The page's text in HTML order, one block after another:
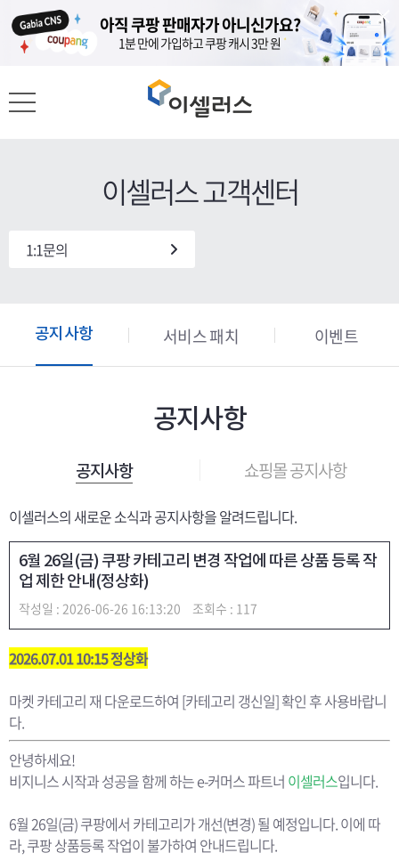
도메인이 있다면, 홈페이지는 무료?
가비아 도메인 고객 대상 클릭엔 1년 무료
아직 쿠팡 판매자가 아니신가요?
1분 만에 가입하고 쿠팡 캐시 3만 원
도메인이 있다면, 홈페이지는 무료?
가비아 도메인 고객 대상 클릭엔 1년 무료
아직 쿠팡 판매자가 아니신가요?
1분 만에 가입하고 쿠팡 캐시 3만 원
이셀러스 고객센터
1:1문의
공지사항 서비스 패치 이벤트
공지사항
공지사항 쇼핑몰 공지사항
이셀러스의 새로운 소식과 공지사항을 알려드립니다.
6월 26일(금) 쿠팡 카테고리 변경 작업에 따른 상품 등록 작
업 제한 안내(정상화)
작성일 : 2026-06-26 16:13:20 조회수 : 117
2026.07.01 10:15 정상화
마켓 카테고리 재 다운로드하여 [카테고리 갱신일] 확인 후 사용바랍니
다.
안녕하세요!
비지니스 시작과 성공을 함께 하는 e-커머스 파트너 이셀러스입니다.
6월 26일(금) 쿠팡에서 카테고리가 개선(변경) 될 예정입니다. 이에 따
라, 쿠팡 상품등록 작업이 불가하여 안내드립니다.